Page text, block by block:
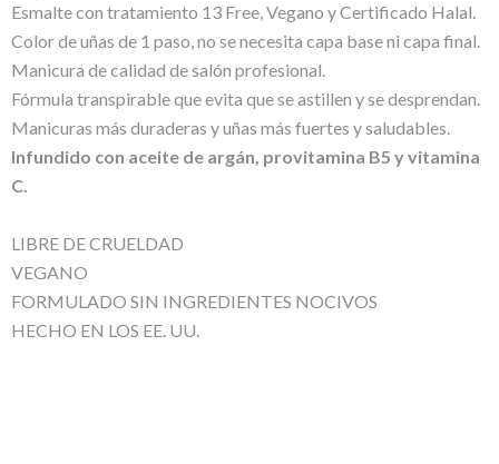
Esmalte con tratamiento 13 Free, Vegano y Certificado Halal.
Color de uñas de 1 paso, no se necesita capa base ni capa final.
Manicura de calidad de salón profesional.
Fórmula transpirable que evita que se astillen y se desprendan.
Manicuras más duraderas y uñas más fuertes y saludables.
Infundido con aceite de argán, provitamina B5 y vitamina
C.
LIBRE DE CRUELDAD
VEGANO
FORMULADO SIN INGREDIENTES NOCIVOS
HECHO EN LOS EE. UU.